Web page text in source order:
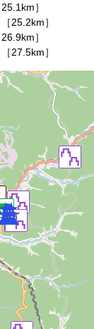
25.1km］
［25.2km］
26.9km］
［27.5km］